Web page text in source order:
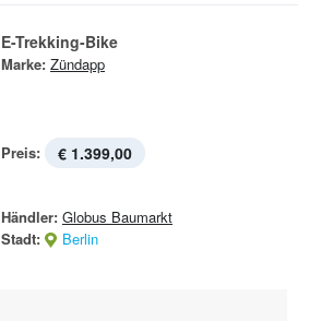
E-Trekking-Bike
Marke: Zündapp
Preis: € 1.399,00
Händler: Globus Baumarkt
Stadt:
Berlin